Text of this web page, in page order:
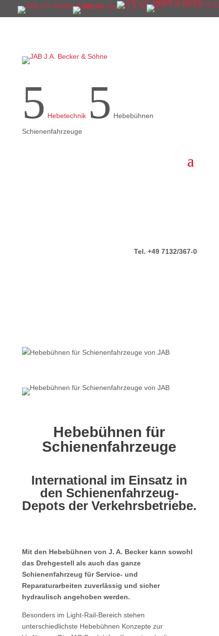
5 Hebetechnik 5 Hebebühnen
Schienenfahrzeuge
Tel. +49 7132/367-0
Hebebühnen für
Schienenfahrzeuge
International im Einsatz in
den Schienenfahrzeug-
Depots der Verkehrsbetriebe.
Mit den Hebebühnen von J. A. Becker kann sowohl
das Drehgestell als auch das ganze
Schienenfahrzeug für Service- und
Reparaturarbeiten zuverlässig und sicher
hydraulisch angehoben werden.
Besonders im Light-Rail-Bereich stehen
unterschiedlichste Hebebühnen Konzepte zur